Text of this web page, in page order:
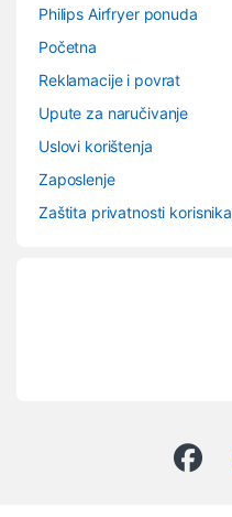
Philips Airfryer ponuda
Početna
Reklamacije i povrat
Upute za naručivanje
Uslovi korištenja
Zaposlenje
Zaštita privatnosti korisnika